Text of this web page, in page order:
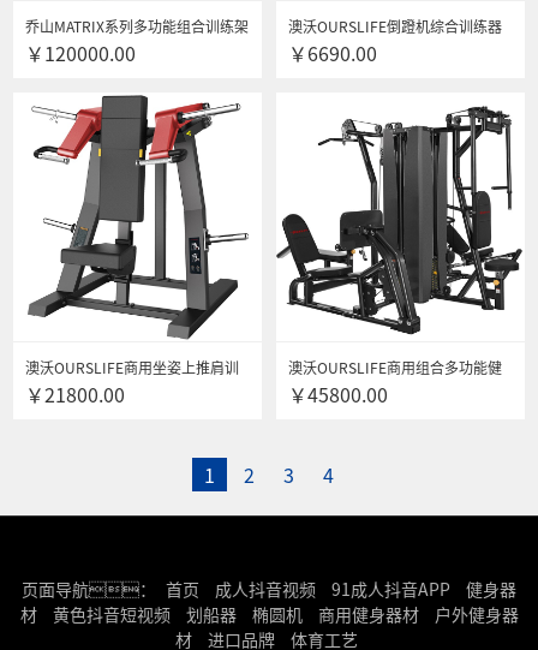
乔山MATRIX系列多功能组合训练架
VS-VFT-S30商用综合训练器健身房
￥120000.00
澳沃OURSLIFE倒蹬机综合训练器
45度斜蹲机商用家用腿部力量健身
￥6690.00
澳沃OURSLIFE商用坐姿上推肩训
练器L2003自由力量专项训练器悍
￥21800.00
澳沃OURSLIFE商用组合多功能健
身器材四人站168综合训练器械健
￥45800.00
1 2 3 4
页面导航： 首页 成人抖音视频 91成人抖音APP
健身器
材
黄色抖音短视频 划船器 椭圆机 商用健身器材
户外健身器
材
进口品牌 体育工艺